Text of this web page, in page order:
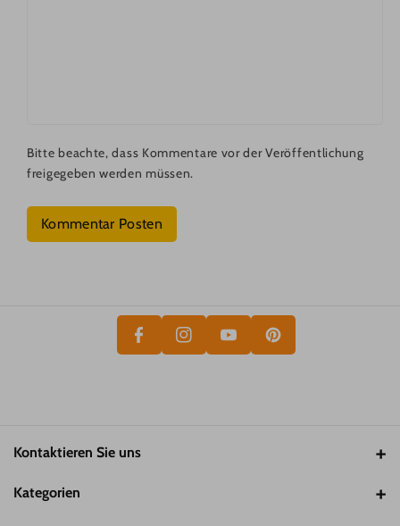
Bitte beachte, dass Kommentare vor der Veröffentlichung
freigegeben werden müssen.
Kommentar Posten
F
E
B
A
Gr
T
U
E
R
Kontaktieren Sie uns
Kategorien